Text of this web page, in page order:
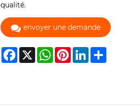
qualité.
envoyer une demande
Facebook
X WhatsApp
PinterestLinkedInShare